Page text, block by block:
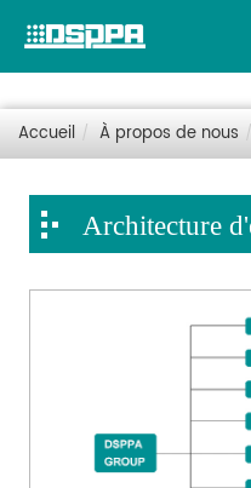
Accueil À propos de nous
Architecture